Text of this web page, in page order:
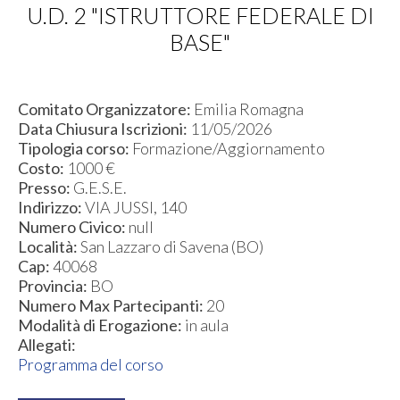
U.D. 2 "ISTRUTTORE FEDERALE DI
BASE"
Comitato Organizzatore: Emilia Romagna
Data Chiusura Iscrizioni: 11/05/2026
Tipologia corso: Formazione/Aggiornamento
Costo: 1000 €
Presso: G.E.S.E.
Indirizzo:VIA JUSSI, 140
Numero Civico: null
Località:San Lazzaro di Savena (BO)
Cap:40068
Provincia: BO
Numero Max Partecipanti: 20
Modalità di Erogazione: in aula
Allegati:
Programma del corso